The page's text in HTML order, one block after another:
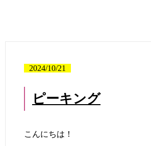
2024/10/21
ピーキング
こんにちは！